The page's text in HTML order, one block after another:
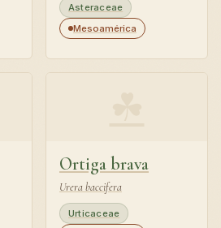
Asteraceae
Mesoamérica
Ortiga brava
Urera baccifera
Urticaceae